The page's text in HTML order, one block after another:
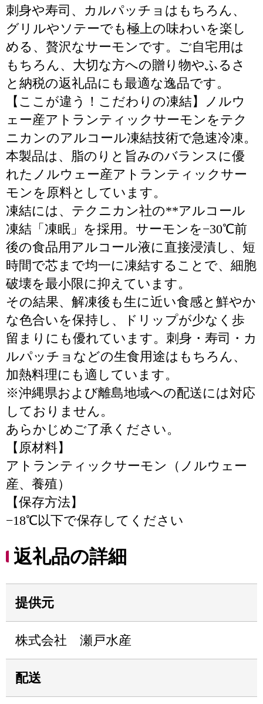
刺身や寿司、カルパッチョはもちろん、
グリルやソテーでも極上の味わいを楽し
める、贅沢なサーモンです。ご自宅用は
もちろん、大切な方への贈り物やふるさ
と納税の返礼品にも最適な逸品です。
【ここが違う！こだわりの凍結】ノルウ
ェー産アトランティックサーモンをテク
ニカンのアルコール凍結技術で急速冷凍。
本製品は、脂のりと旨みのバランスに優
れたノルウェー産アトランティックサー
モンを原料としています。
凍結には、テクニカン社の**アルコール
凍結「凍眠」を採用。サーモンを−30℃前
後の食品用アルコール液に直接浸漬し、短
時間で芯まで均一に凍結することで、細胞
破壊を最小限に抑えています。
その結果、解凍後も生に近い食感と鮮やか
な色合いを保持し、ドリップが少なく歩
留まりにも優れています。刺身・寿司・カ
ルパッチョなどの生食用途はもちろん、
加熱料理にも適しています。
※沖縄県および離島地域への配送には対応
しておりません。
あらかじめご了承ください。
【原材料】
アトランティックサーモン（ノルウェー
産、養殖）
【保存方法】
−18℃以下で保存してください
返礼品の詳細
提供元
株式会社 瀬戸水産
配送